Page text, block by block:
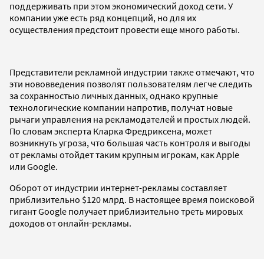
поддерживать при этом экономический доход сети. У
компании уже есть ряд концепций, но для их
осуществления предстоит провести еще много работы.
Представители рекламной индустрии также отмечают, что
эти нововведения позволят пользователям легче следить
за сохранностью личных данных, однако крупные
технологические компании напротив, получат новые
рычаги управления на рекламодателей и простых людей.
По словам эксперта Кларка Фредриксена, может
возникнуть угроза, что большая часть контроля и выгоды
от рекламы отойдет таким крупным игрокам, как Apple
или Google.
Оборот от индустрии интернет-рекламы составляет
приблизительно $120 млрд. В настоящее время поисковой
гигант Google получает приблизительно треть мировых
доходов от онлайн-рекламы.